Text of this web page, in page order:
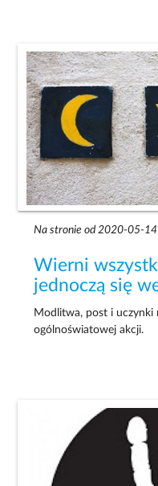
Na stronie od 2020-05-14
Wierni
jednoczą się
Modlitwa, post i uczynki
ogólnoświatowej akcji.